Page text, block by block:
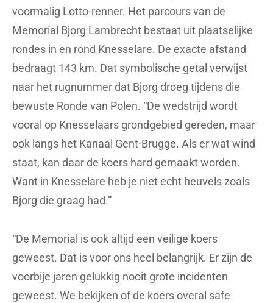
voormalig Lotto-renner. Het parcours van de
Memorial Bjorg Lambrecht bestaat uit plaatselijke
rondes in en rond Knesselare. De exacte afstand
bedraagt 143 km. Dat symbolische getal verwijst
naar het rugnummer dat Bjorg droeg tijdens die
bewuste Ronde van Polen. “De wedstrijd wordt
vooral op Knesselaars grondgebied gereden, maar
ook langs het Kanaal Gent-Brugge. Als er wat wind
staat, kan daar de koers hard gemaakt worden.
Want in Knesselare heb je niet echt heuvels zoals
Bjorg die graag had.”
“De Memorial is ook altijd een veilige koers
geweest. Dat is voor ons heel belangrijk. Er zijn de
voorbije jaren gelukkig nooit grote incidenten
geweest. We bekijken of de koers overal safe